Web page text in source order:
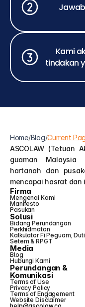
Kami
tindakan
Home/Blog/Current
ASCOLAW (Tetuan
guaman Malaysia
hartanah dan
mencapai hasrat dan
Firma
Mengenai Kami
Manifesto
Pasukan
Solusi
Bidang Perundangan
Perkhidmatan
Kalkulator Fi Peguam, Duti
Setem & RPGT
Media
Blog
Hubungi Kami
Perundangan &
Komunikasi
Terms of Use
Privacy Policy
Terms of Engagement
Website Disclaimer